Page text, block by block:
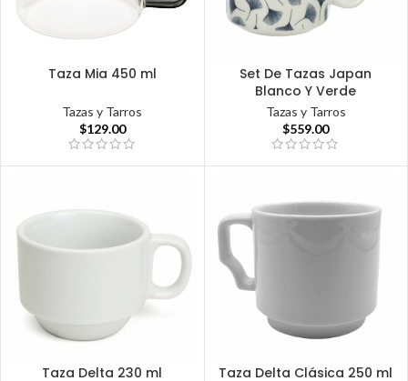
Taza Mia 450 ml
Tazas y Tarros
$129.00
Set De Tazas Japan
Blanco Y Verde
Tazas y Tarros
$559.00
Taza Delta 230 ml Taza Delta Clásica 250 ml